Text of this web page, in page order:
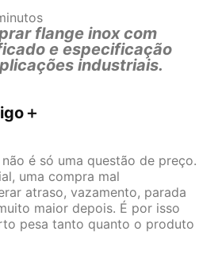
flange inox com
e especificação
industriais.
＋
não é só uma questão de preço.
uma compra mal
atraso, vazamento, parada
maior depois. É por isso
pesa tanto quanto o produto